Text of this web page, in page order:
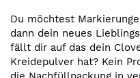
Du möchtest
dann dein neues
fällt dir auf das dein
Kreidepulver hat? Kein